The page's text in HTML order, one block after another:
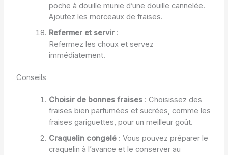
poche à douille munie d’une douille cannelée.
Ajoutez les morceaux de fraises.
Refermer et servir:
Refermez les choux et servez
immédiatement.
Conseils
Choisir de bonnes fraises: Choisissez des
fraises bien parfumées et sucrées, comme les
fraises gariguettes, pour un meilleur goût.
Craquelin congelé: Vous pouvez préparer le
craquelin à l’avance et le conserver au